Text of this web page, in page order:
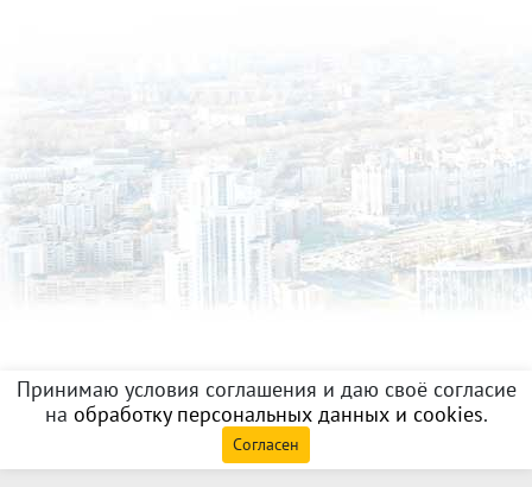
Принимаю условия соглашения и даю своё согласие
на обработку персональных данных и cookies.
Согласен